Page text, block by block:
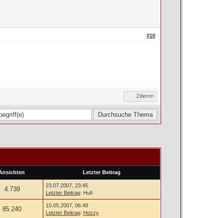
#10
Zitieren
Letzter Beitrag
4.739
23.07.2007, 23:45
Letzter Beitrag: Hufi
85.240
15.05.2007, 06:48
Letzter Beitrag: Hozzy